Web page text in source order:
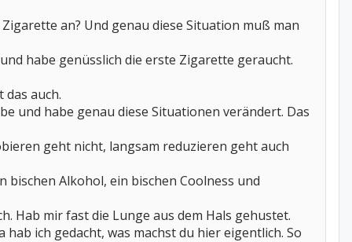
an? Und genau diese Situation muß man
habe genüsslich die erste Zigarette geraucht.
auch.
und habe genau diese Situationen verändert. Das
geht nicht, langsam reduzieren geht auch
Alkohol, ein bischen Coolness und
Hab mir fast die Lunge aus dem Hals gehustet.
hab ich gedacht, was machst du hier eigentlich. So